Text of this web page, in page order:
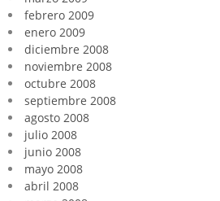
febrero 2009
enero 2009
diciembre 2008
noviembre 2008
octubre 2008
septiembre 2008
agosto 2008
julio 2008
junio 2008
mayo 2008
abril 2008